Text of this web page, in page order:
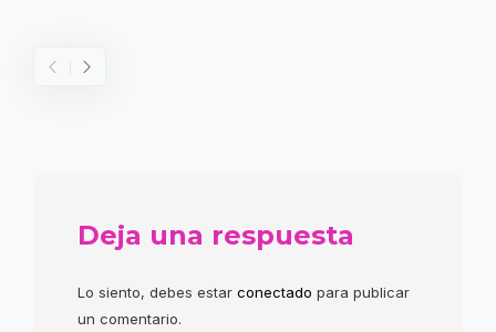
Deja una respuesta
Lo siento, debes estar conectado para publicar
un comentario.